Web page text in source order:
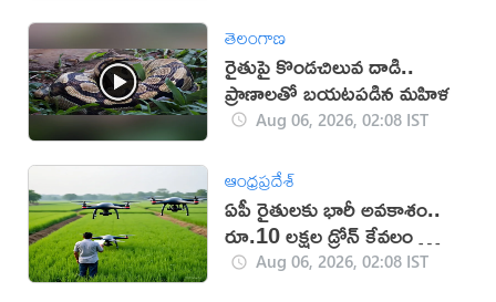
తెలంగాణ
రైతుపై కొండచిలువ దాడి..
ప్రాణాలతో బయటపడిన మహిళ
Aug 06, 2026, 02:08 IST
ఆంధ్రప్రదేశ్
ఏపీ రైతులకు భారీ అవకాశం..
రూ.10 లక్షల డ్రోన్ కేవలం రూ.2
లక్షలకే!Aug 06, 2026, 02:08 IST